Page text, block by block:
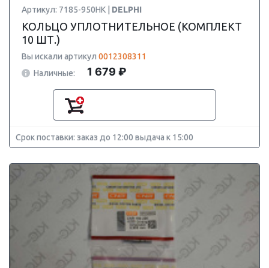
Артикул: 7185-950HK | DELPHI
КОЛЬЦО УПЛОТНИТЕЛЬНОЕ (КОМПЛЕКТ
10 ШТ.)
Вы искали артикул 0012308311
Наличные:
1 679 ₽
Срок поставки: заказ до 12:00 выдача к 15:00